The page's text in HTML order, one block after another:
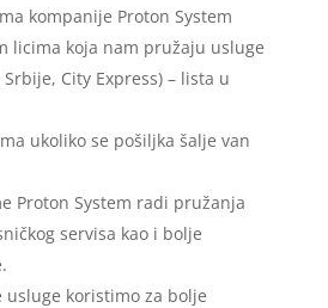
kompanije Proton System
licima koja nam pružaju usluge
City Express) – lista u
ukoliko se pošiljka šalje van
Proton System radi pružanja
servisa kao i bolje
koristimo za bolje